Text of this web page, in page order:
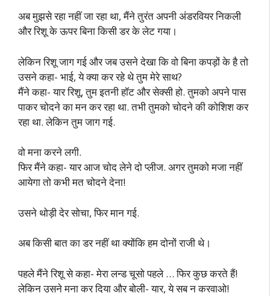
अब मुझसे रहा नहीं जा रहा था, मैंने तुरंत अपनी अंडरवियर निकली
और रिशू के ऊपर बिना किसी डर के लेट गया।
लेकिन रिशू जाग गई और जब उसने देखा कि वो बिना कपड़ों के है तो
उसने कहा- भाई, ये क्या कर रहे थे तुम मेरे साथ?
मैंने कहा- यार रिशू, तुम इतनी हॉट और सेक्सी हो. तुमको अपने पास
पाकर चोदने का मन कर रहा था. तभी तुमको चोदने की कोशिश कर
रहा था. लेकिन तुम जाग गई.
वो मना करने लगी.
फिर मैंने कहा- यार आज चोद लेने दो प्लीज. अगर तुमको मजा नहीं
आयेगा तो कभी मत चोदने देना!
उसने थोड़ी देर सोचा, फिर मान गई.
अब किसी बात का डर नहीं था क्योंकि हम दोनों राजी थे।
पहले मैंने रिशू से कहा- मेरा लन्ड चूसो पहले … फिर कुछ करते हैं!
लेकिन उसने मना कर दिया और बोली- यार, ये सब न करवाओ!